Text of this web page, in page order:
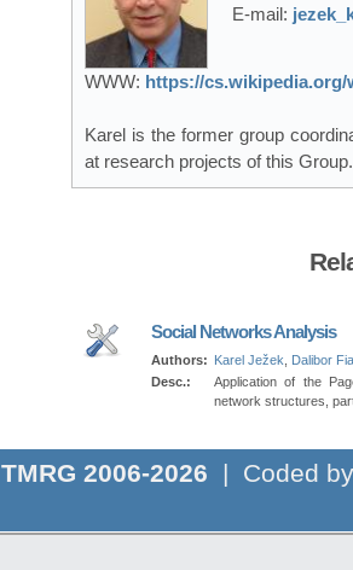
E-mail:
WWW: https://cs.wikipedia.org/
Karel is the former group
at research projects of this Group.
Social Networks Analysis
Authors: Karel Ježek
Dalibor
Desc.:
Application of the
network structures,
TMRG 2006-2026 | Coded